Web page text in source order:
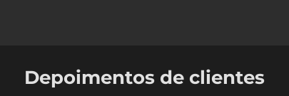
Depoimentos de clientes